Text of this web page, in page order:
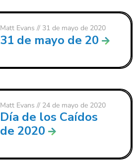
Matt Evans // 31 de mayo de 2020
31 de mayo de 20
Matt Evans // 24 de mayo de 2020
Día de los Caídos
de 2020